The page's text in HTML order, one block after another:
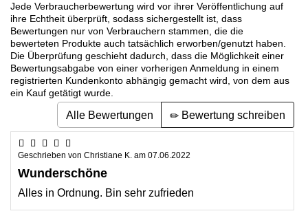
Jede Verbraucherbewertung wird vor ihrer Veröffentlichung auf
ihre Echtheit überprüft, sodass sichergestellt ist, dass
Bewertungen nur von Verbrauchern stammen, die die
bewerteten Produkte auch tatsächlich erworben/genutzt haben.
Die Überprüfung geschieht dadurch, dass die Möglichkeit einer
Bewertungsabgabe von einer vorherigen Anmeldung in einem
registrierten Kundenkonto abhängig gemacht wird, von dem aus
ein Kauf getätigt wurde.
Alle Bewertungen Bewertung schreiben
Geschrieben von Christiane K. am 07.06.2022
Wunderschöne
Alles in Ordnung. Bin sehr zufrieden